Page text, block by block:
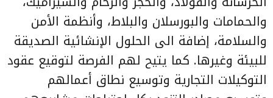
والحمامات والبورسلان والبلاط، وأنظمة الأمن
والسلامة، إضافة الى الحلول الإنشائية الصديقة
للبيئة وغيرها. كما يتيح لهم الفرصة لتوقيع عقود
التوكيلات التجارية وتوسيع نطاق أعمالهم